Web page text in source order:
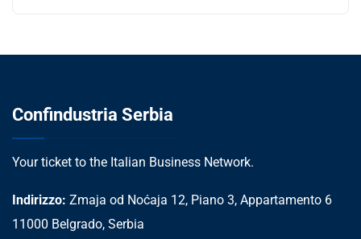
Confindustria Serbia
Your ticket to the Italian Business Network.
Indirizzo: Zmaja od Noćaja 12, Piano 3, Appartamento 6
11000 Belgrado, Serbia